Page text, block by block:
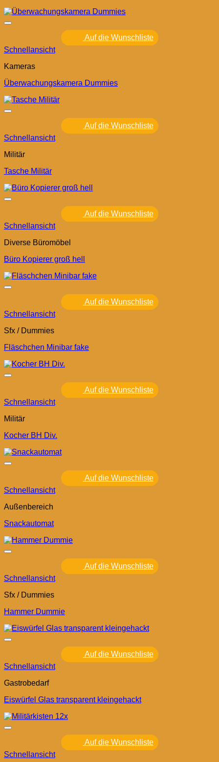
Auf die Wunschliste
Schnellansicht
Kameras
Überwachungskamera Dummies
Auf die Wunschliste
Schnellansicht
Militär
Tasche Militär
Auf die Wunschliste
Schnellansicht
Diverse Büromöbel
Büro Kopierer groß hell
Auf die Wunschliste
Schnellansicht
Sfx / Dummies
Fläschchen Minibar fake
Auf die Wunschliste
Schnellansicht
Militär
Kocher BH Div.
Auf die Wunschliste
Schnellansicht
Außenbereich
Snackautomat
Auf die Wunschliste
Schnellansicht
Sfx / Dummies
Hammer Dummie
Auf die Wunschliste
Schnellansicht
Gastrobedarf
Eiswürfel Glas transparent kleingehackt
Auf die Wunschliste
Schnellansicht